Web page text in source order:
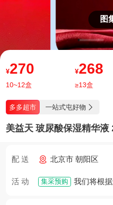
图
¥270
10~12盒
¥268
≥13盒
多多超市 一站式屯好物 
美益天 玻尿酸保湿精华液
配 送 北京市 朝阳区
活 动 集采预购